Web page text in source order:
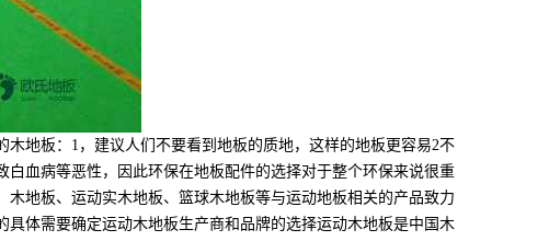
地板：1，建议人们不要看到地板的质地，这样的地板更容易2不
血病等恶性，因此环保在地板配件的选择对于整个环保来说很重
地板、运动实木地板、篮球木地板等与运动地板相关的产品致力
体需要确定运动木地板生产商和品牌的选择运动木地板是中国木